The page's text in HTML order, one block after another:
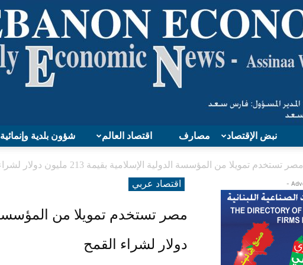
Lebanon
شؤون بلدية وإنمائية اقتصاد العالم مصارف نبض الإقتصاد
مصر تستخدم تمويلا من المؤسسة الدولية الإسلامية بقيمة 213 مليون دولار لشراء...
اقتصاد عربي
دولار لشراء القمح